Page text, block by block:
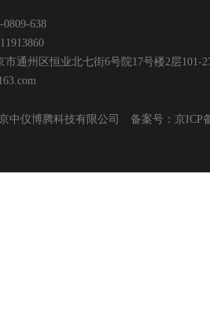
638
市通州区恒业北七街6号院17号楼2层
中仪博腾科技有限公司 备案号： 京ICP